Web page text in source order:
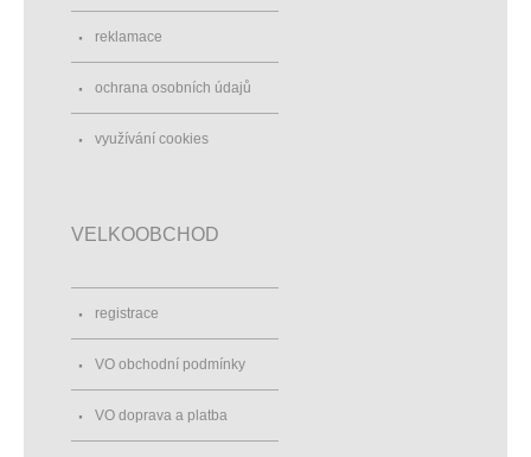
reklamace
ochrana osobních údajů
využívání cookies
VELKOOBCHOD
registrace
VO obchodní podmínky
VO doprava a platba